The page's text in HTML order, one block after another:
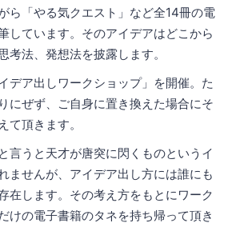
ら「やる気クエスト」など全14冊の電
しています。そのアイデアはどこから
考法、発想法を披露します。
デア出しワークショップ」を開催。た
にぜず、ご自身に置き換えた場合にそ
て頂きます。
言うと天才が唐突に閃くものというイ
ませんが、アイデア出し方には誰にも
在します。その考え方をもとにワーク
けの電子書籍のタネを持ち帰って頂き